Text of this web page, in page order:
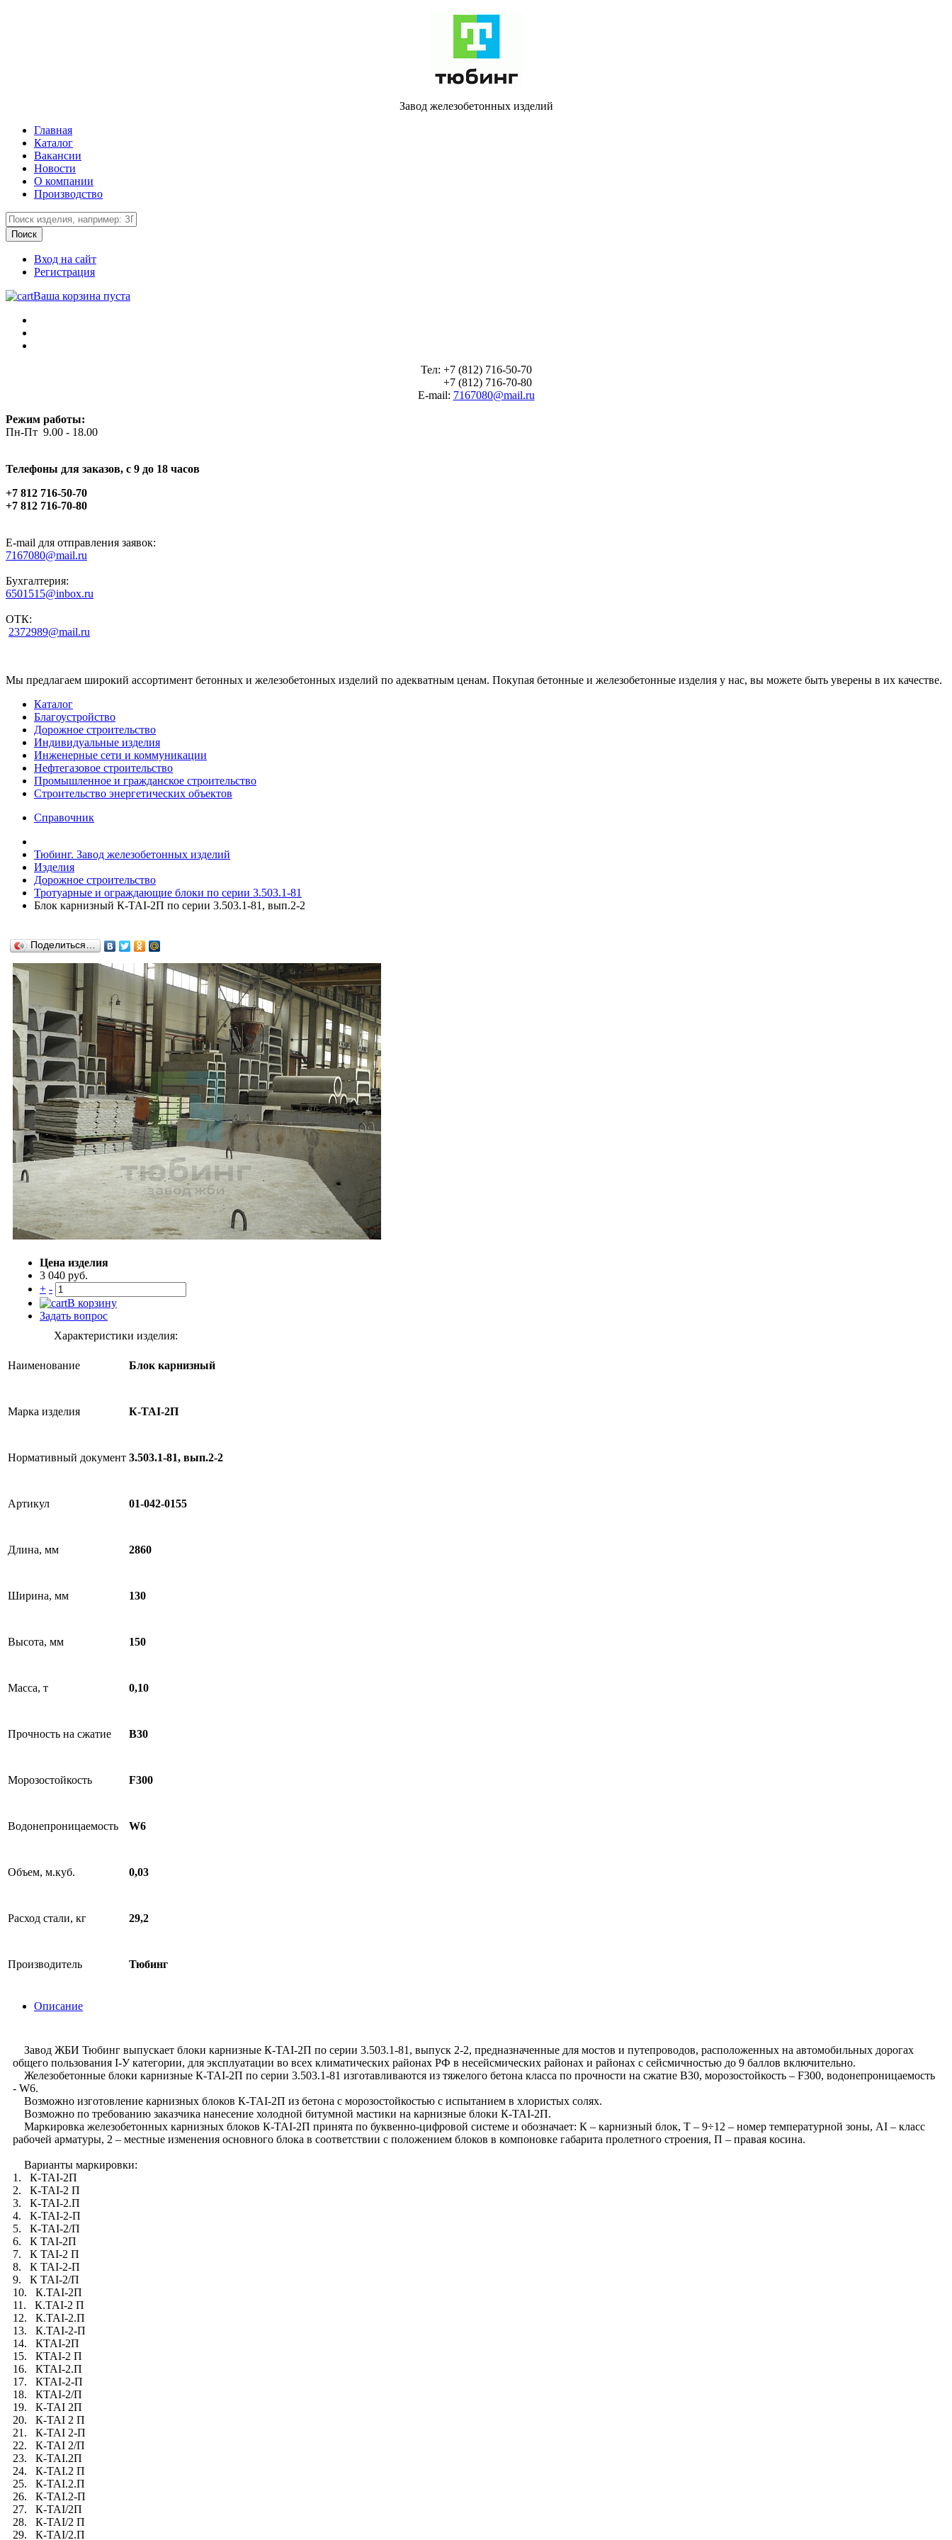
Завод железобетонных изделий
Главная
Каталог
Вакансии
Новости
О компании
Производство
Вход на сайт
Регистрация
Ваша корзина пуста
Тел: +7 (812) 716-50-70
+7 (812) 716-70-80
E-mail: 7167080@mail.ru
Режим работы:
Пн-Пт 9.00 - 18.00
Телефоны для заказов, c 9 до 18 часов
+7 812 716-50-70
+7 812 716-70-80
E-mail для отправления заявок:
7167080@mail.ru
Бухгалтерия:
6501515@inbox.ru
ОТК:
2372989@mail.ru
Мы предлагаем широкий ассортимент бетонных и железобетонных изделий по адекватным ценам. Покупая бетонные и железобетонные изделия у нас, вы можете быть уверены в их качестве.
Каталог
Благоустройство
Дорожное строительство
Индивидуальные изделия
Инженерные сети и коммуникации
Нефтегазовое строительство
Промышленное и гражданское строительство
Строительство энергетических объектов
Справочник
Тюбинг. Завод железобетонных изделий
Изделия
Дорожное строительство
Тротуарные и ограждающие блоки по серии 3.503.1-81
Блок карнизный К-TAI-2П по серии 3.503.1-81, вып.2-2
Поделиться…
Цена изделия
3 040 руб.
+ -
В корзину
Задать вопрос
Характеристики изделия:
Наименование Блок карнизный
Марка изделия К-TAI-2П
Нормативный документ 3.503.1-81, вып.2-2
Артикул 01-042-0155
Длина, мм 2860
Ширина, мм 130
Высота, мм 150
Масса, т 0,10
Прочность на сжатие B30
Морозостойкость F300
Водонепроницаемость W6
Объем, м.куб. 0,03
Расход стали, кг 29,2
Производитель Тюбинг
Описание
Завод ЖБИ Тюбинг выпускает блоки карнизные К-TAI-2П по серии 3.503.1-81, выпуск 2-2, предназначенные для мостов и путепроводов, расположенных на автомобильных дорогах
общего пользования I-У категории, для эксплуатации во всех климатических районах РФ в несейсмических районах и районах с сейсмичностью до 9 баллов включительно.
Железобетонные блоки карнизные К-TAI-2П по серии 3.503.1-81 изготавливаются из тяжелого бетона класса по прочности на сжатие B30, морозостойкость – F300, водонепроницаемость
- W6.
Возможно изготовление карнизных блоков К-TAI-2П из бетона с морозостойкостью с испытанием в хлористых солях.
Возможно по требованию заказчика нанесение холодной битумной мастики на карнизные блоки К-TAI-2П.
Маркировка железобетонных карнизных блоков К-TAI-2П принята по буквенно-цифровой системе и обозначает: К – карнизный блок, Т – 9÷12 – номер температурной зоны, АI – класс
рабочей арматуры, 2 – местные изменения основного блока в соответствии с положением блоков в компоновке габарита пролетного строения, П – правая косина.
Варианты маркировки:
1. К-TAI-2П
2. К-TAI-2 П
3. К-TAI-2.П
4. К-TAI-2-П
5. К-TAI-2/П
6. К TAI-2П
7. К TAI-2 П
8. К TAI-2-П
9. К TAI-2/П
10. К.TAI-2П
11. К.TAI-2 П
12. К.TAI-2.П
13. К.TAI-2-П
14. КTAI-2П
15. КTAI-2 П
16. КTAI-2.П
17. КTAI-2-П
18. КTAI-2/П
19. К-TAI 2П
20. К-TAI 2 П
21. К-TAI 2-П
22. К-TAI 2/П
23. К-TAI.2П
24. К-TAI.2 П
25. К-TAI.2.П
26. К-TAI.2-П
27. К-TAI/2П
28. К-TAI/2 П
29. К-TAI/2.П